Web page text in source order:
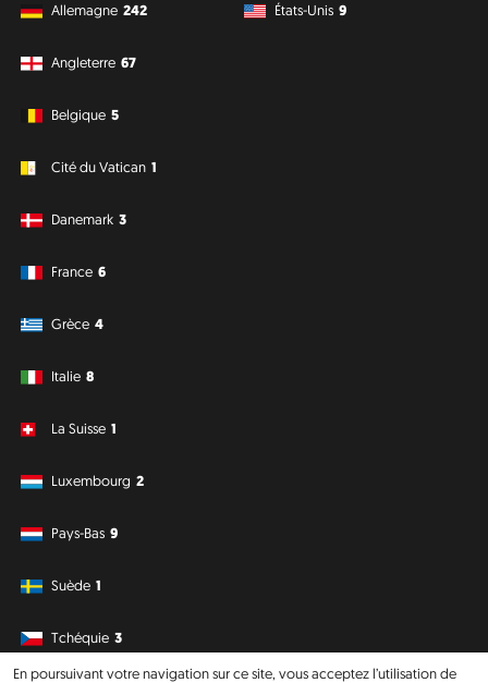
En poursuivant votre navigation sur ce site, vous acceptez l’utilisation de
Allemagne 242
Angleterre 67
Belgique 5
Cité du Vatican 1
Danemark 3
France 6
Grèce 4
Italie 8
La Suisse 1
Luxembourg 2
Pays-Bas 9
Suède 1
Tchéquie 3
États-Unis 9